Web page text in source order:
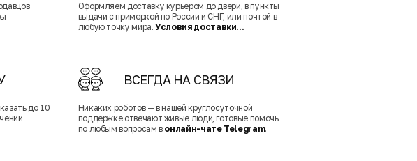
Оформляем доставку курьером до двери, в пункты
выдачи с примеркой по России и СНГ, или почтой в
любую точку мира.Условия доставки...
до 10
ВСЕГДА НА СВЯЗИ
Никаких роботов — в нашей круглосуточной
поддержке отвечают живые люди, готовые помочь
по любым вопросам в онлайн-чате Telegram.